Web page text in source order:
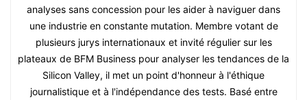
analyses sans concession pour les aider à naviguer dans
une industrie en constante mutation. Membre votant de
plusieurs jurys internationaux et invité régulier sur les
plateaux de BFM Business pour analyser les tendances de la
Silicon Valley, il met un point d'honneur à l'éthique
journalistique et à l'indépendance des tests. Basé entre